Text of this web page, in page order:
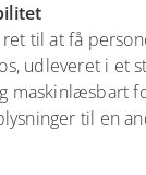
til at få
udleveret i et
maskinlæsbart
til en